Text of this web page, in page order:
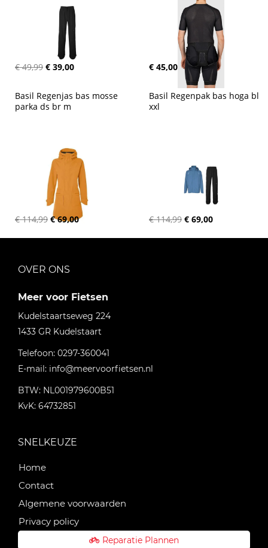
€ 49,99 € 39,00 € 45,00
Basil Regenjas bas mosse
parka ds br m
€ 114,99 € 69,00
Basil Regenpak bas hoga bl
xxl
€ 114,99 € 69,00
OVER ONS
Meer voor Fietsen
Kudelstaartseweg 224
1433 GR Kudelstaart
Telefoon: 0297-360041
E-mail: info@meervoorfietsen.nl
BTW: NL001979600B51
KvK: 64732851
SNELKEUZE
Home
Contact
Algemene voorwaarden
Privacy policy
Reparatie Plannen